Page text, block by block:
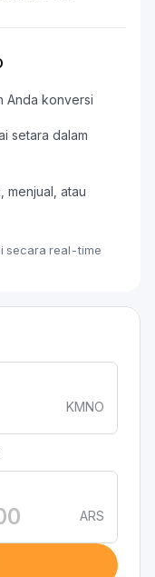
Anda konversi
setara dalam
menjual, atau
secara real-time
KMNO
ARS